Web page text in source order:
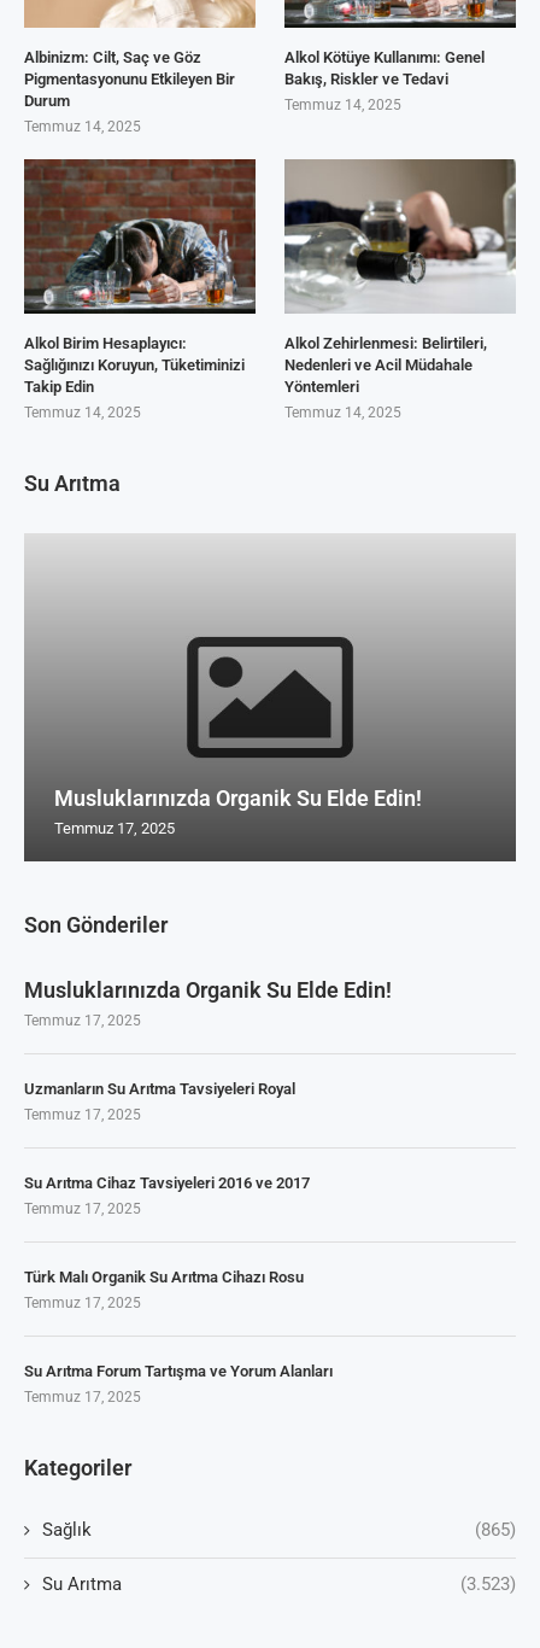
Son Gönderiler
Musluklarınızda Organik Su Elde Edin!
Temmuz 17, 2025
Uzmanların Su Arıtma Tavsiyeleri Royal
Temmuz 17, 2025
Su Arıtma Cihaz Tavsiyeleri 2016 ve 2017
Temmuz 17, 2025
Türk Malı Organik Su Arıtma Cihazı Rosu
Temmuz 17, 2025
Su Arıtma Forum Tartışma ve Yorum Alanları
Temmuz 17, 2025
Kategoriler
Sağlık (865)
Su Arıtma (3.523)
Albinizm: Cilt, Saç ve Göz
Pigmentasyonunu Etkileyen Bir
Durum
Temmuz 14, 2025
Alkol Kötüye Kullanımı: Genel
Bakış, Riskler ve Tedavi
Temmuz 14, 2025
Alkol Birim Hesaplayıcı:
Sağlığınızı Koruyun, Tüketiminizi
Takip Edin
Temmuz 14, 2025
Alkol Zehirlenmesi: Belirtileri,
Nedenleri ve Acil Müdahale
Yöntemleri
Temmuz 14, 2025
Su Arıtma
Musluklarınızda Organik Su Elde Edin!
Temmuz 17, 2025